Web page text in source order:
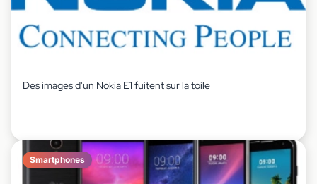
Des images d'un Nokia E1 fuitent sur la toile
Smartphones